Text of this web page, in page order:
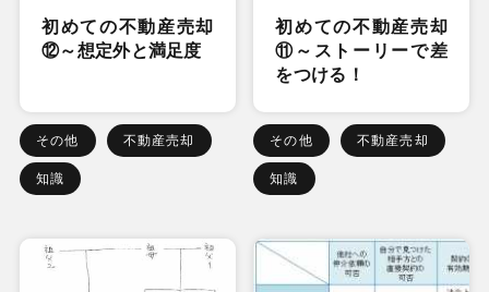
初めての不動産売却
⑫～想定外と満足度
その他 不動産売却
知識
初めての不動産売却
⑪～ストーリーで差
をつける！
その他 不動産売却
知識